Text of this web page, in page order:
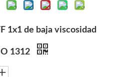
1x1 de baja viscosidad
1312